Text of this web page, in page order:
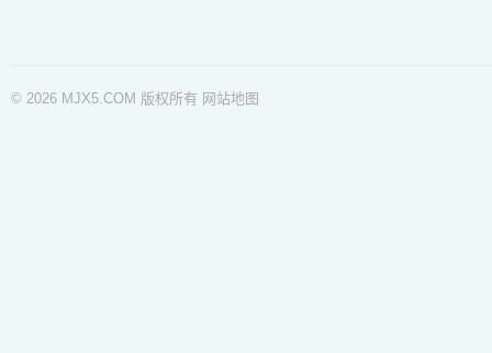
© 2026 MJX5.COM 版权所有 网站地图